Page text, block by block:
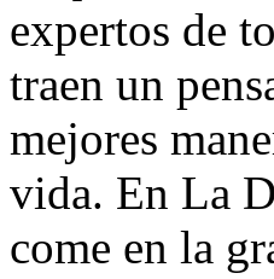
expertos de
traen un
mejores
vida. En La
come en la